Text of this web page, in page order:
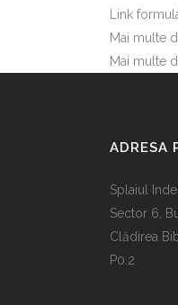
Link
Mai multe
Mai multe
ADRESA
Splaiul
Sector 6,
Clădirea
P0.2